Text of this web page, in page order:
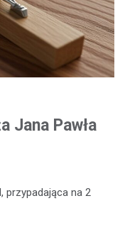
Jana Pawła
przypadająca na 2